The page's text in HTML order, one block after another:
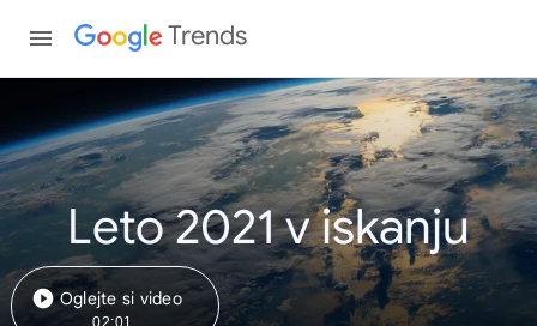
Trends
Leto 2021 v iskanju
Oglejte si video
02:01